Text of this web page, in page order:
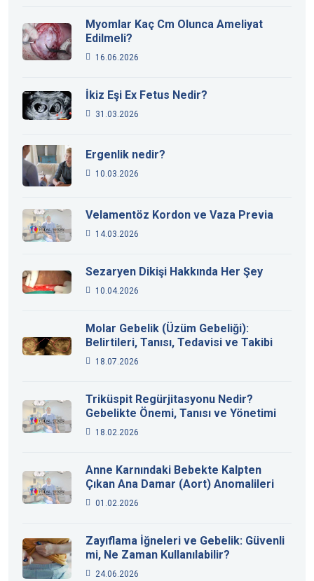
Myomlar Kaç Cm Olunca Ameliyat
Edilmeli?
16.06.2026
İkiz Eşi Ex Fetus Nedir?
31.03.2026
Ergenlik nedir?
10.03.2026
Velamentöz Kordon ve Vaza Previa
14.03.2026
Sezaryen Dikişi Hakkında Her Şey
10.04.2026
Molar Gebelik (Üzüm Gebeliği):
Belirtileri, Tanısı, Tedavisi ve Takibi
18.07.2026
Triküspit Regürjitasyonu Nedir?
Gebelikte Önemi, Tanısı ve Yönetimi
18.02.2026
Anne Karnındaki Bebekte Kalpten
Çıkan Ana Damar (Aort) Anomalileri
01.02.2026
Zayıflama İğneleri ve Gebelik: Güvenli
mi, Ne Zaman Kullanılabilir?
24.06.2026